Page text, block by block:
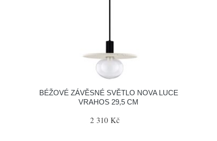
BÉŽOVÉ ZÁVĚSNÉ SVĚTLO NOVA LUCE
VRAHOS 29,5 CM
2 310 Kč